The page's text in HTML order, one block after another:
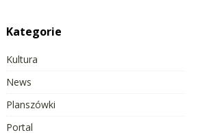
Kategorie
Kultura
News
Planszówki
Portal